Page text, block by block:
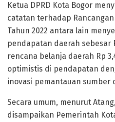
Ketua DPRD Kota Bogor
catatan terhadap Rancangan
Tahun 2022 antara lain
pendapatan daerah sebesar
rencana belanja daerah Rp
optimistis di pendapatan
inovasi pemantauan sumber
Secara umum, menurut
disampaikan Pemerintah